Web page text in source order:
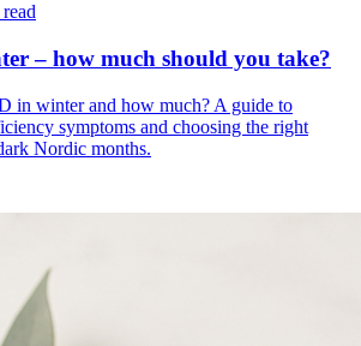
– how much should you take?
in winter and how much? A guide to
symptoms and choosing the right
Nordic months.